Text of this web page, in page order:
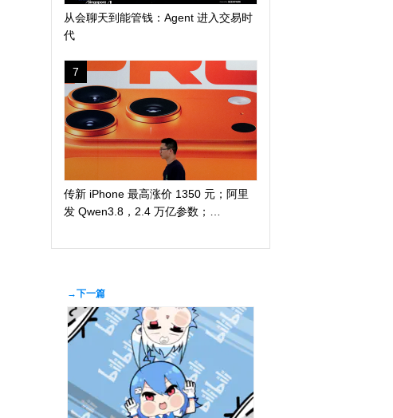
从会聊天到能管钱：Agent 进入交易时
代
7
传新 iPhone 最高涨价 1350 元；阿里
发 Qwen3.8，2.4 万亿参数；
→下一篇